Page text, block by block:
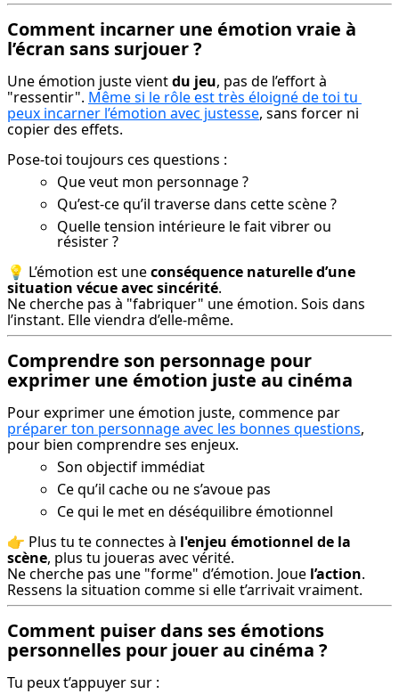
Comment incarner une émotion vraie à
l’écran sans surjouer ?
Une émotion juste vient du jeu, pas de l’effort à
"ressentir". Même si le rôle est très éloigné de toi tu
peux incarner l’émotion avec justesse, sans forcer ni
copier des effets.
Pose-toi toujours ces questions :
Que veut mon personnage ?
Qu’est-ce qu’il traverse dans cette scène ?
Quelle tension intérieure le fait vibrer ou
résister ?
💡 L’émotion est une conséquence naturelle d’une
situation vécue avec sincérité.
Ne cherche pas à "fabriquer" une émotion. Sois dans
l’instant. Elle viendra d’elle-même.
Comprendre son personnage pour
exprimer une émotion juste au cinéma
préparer ton personnage avec les bonnes questions,
pour bien comprendre ses enjeux.
Son objectif immédiat
Ce qu’il cache ou ne s’avoue pas
Ce qui le met en déséquilibre émotionnel
👉 Plus tu te connectes à l'enjeu émotionnel de la
scène, plus tu joueras avec vérité.
Ne cherche pas une "forme" d’émotion. Joue l’action.
Ressens la situation comme si elle t’arrivait vraiment.
Comment puiser dans ses émotions
personnelles pour jouer au cinéma ?
Tu peux t’appuyer sur :